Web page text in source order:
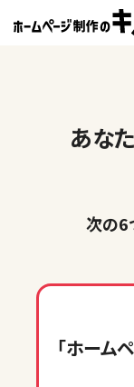
あな
次の6
「ホーム